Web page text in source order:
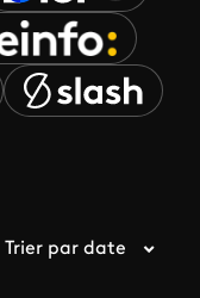
Trier par date